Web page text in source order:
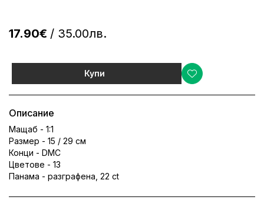
17.90€ / 35.00лв.
Купи
Описание
Мащаб - 1:1
Размер - 15 / 29 см
Конци - DMC
Цветове - 13
Панама - разграфена, 22 ct